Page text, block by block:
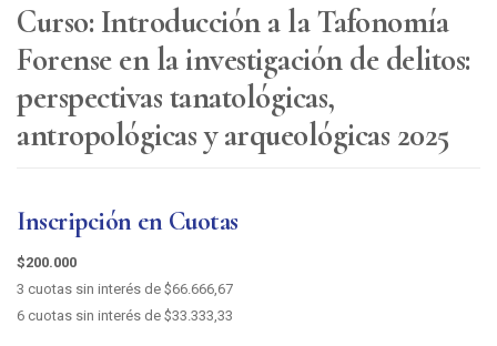
Curso: Introducción a la Tafonomía
Forense en la investigación de delitos:
perspectivas tanatológicas,
antropológicas y arqueológicas 2025
Inscripción en Cuotas
$200.000
3 cuotas sin interés de $66.666,67
6 cuotas sin interés de $33.333,33